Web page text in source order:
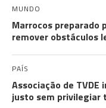
MUNDO
Marrocos preparado
remover obstáculos
PAÍS
Associação de
justo sem privilegiar